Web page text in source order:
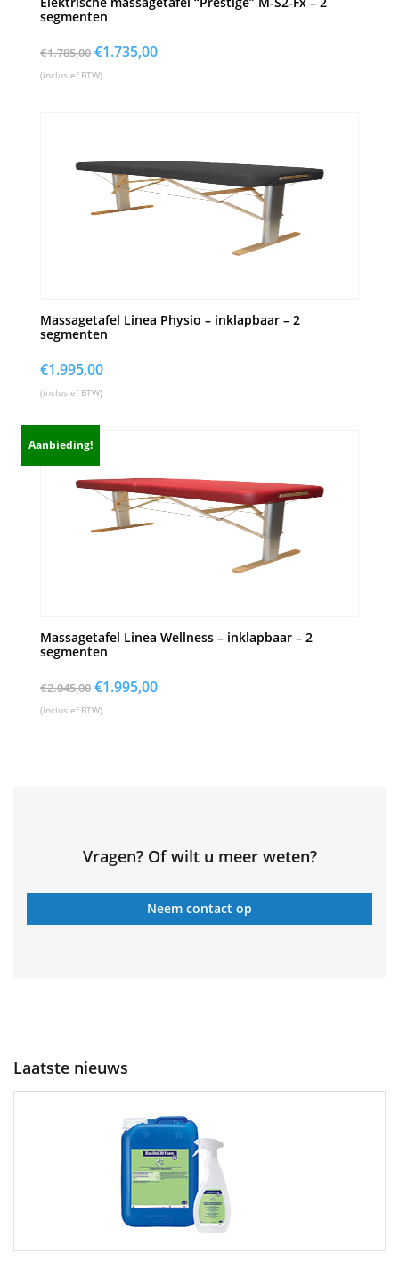
segmenten
€1.785,00 Oorspronkelijke
prijs
€1.735,00Huidige
(inclusief BTW)
Massagetafel Linea Physio – inklapbaar – 2
segmenten
€1.995,00
(inclusief BTW)
Aanbieding!
Massagetafel Linea Wellness – inklapbaar – 2
segmenten
€2.045,00 Oorspronkelijke
prijs
€1.995,00Huidige
(inclusief BTW)
Vragen? Of wilt u meer weten?
Neem contact op
Laatste nieuws